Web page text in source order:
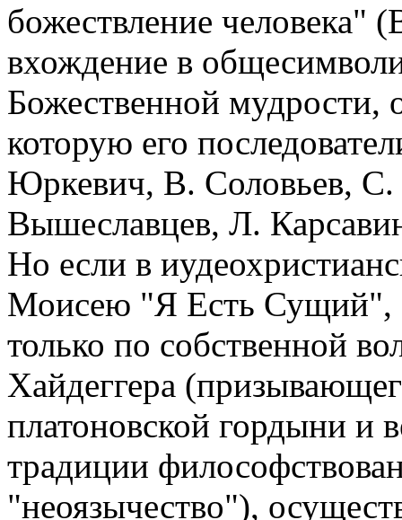
божествление человека"
вхождение в
Божественной мудрости,
которую его
Юркевич, В. Соловьев, С.
Вышеславцев, Л.
Но если в
Моисею "Я Есть Сущий",
только по собственной
Хайдеггера
платоновской гордыни и
традиции
"неоязычество"),